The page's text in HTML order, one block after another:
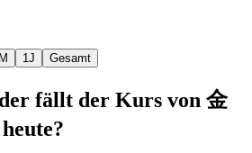
1J Gesamt
fällt der Kurs von 金